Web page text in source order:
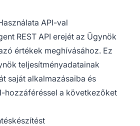
API-val
REST API erejét az Ügynök
értékek meghívásához. Ez
teljesítményadatainak
saját alkalmazásaiba és
hozzáféréssel a következőket